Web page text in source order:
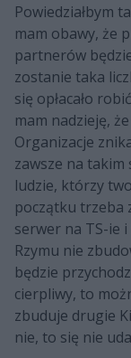
Powiedziałbym
mam obawy, że
partnerów
zostanie taka
się opłacało
mam nadzieję,
Organizacje
zawsze na takim
ludzie, którzy
początku trzeba
serwer na TS-ie
Rzymu nie
będzie
cierpliwy, to
zbuduje drugie
nie, to się nie